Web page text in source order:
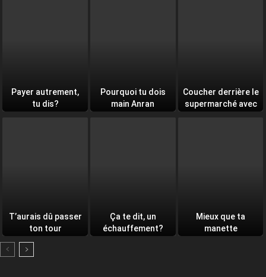
Payer autrement,
tu dis?
Pourquoi tu dois
main Anran
Coucher derrière le
supermarché avec
T’aurais dû passer
ton tour
Ça te dit, un
échauffement?
Mieux que ta
manette